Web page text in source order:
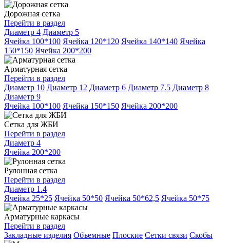
Дорожная сетка
Перейти в раздел
Диаметр 4 Диаметр 5
Ячейка 100*100 Ячейка 120*120 Ячейка 140*140 Ячейка
150*150 Ячейка 200*200
Арматурная сетка
Перейти в раздел
Диаметр 10 Диаметр 12 Диаметр 6 Диаметр 7.5 Диаметр 8
Диаметр 9
Ячейка 100*100 Ячейка 150*150 Ячейка 200*200
Сетка для ЖБИ
Перейти в раздел
Диаметр 4
Ячейка 200*200
Рулонная сетка
Перейти в раздел
Диаметр 1.4
Ячейка 25*25 Ячейка 50*50 Ячейка 50*62,5 Ячейка 50*75
Арматурные каркасы
Перейти в раздел
Закладные изделия Объемные Плоские Сетки связи Скобы